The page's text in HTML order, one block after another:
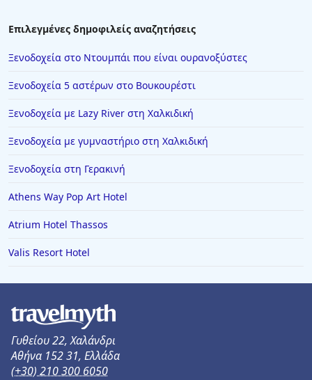
Επιλεγμένες δημοφιλείς αναζητήσεις
Ξενοδοχεία στο Ντουμπάι που είναι ουρανοξύστες
Ξενοδοχεία 5 αστέρων στο Βουκουρέστι
Ξενοδοχεία με Lazy River στη Χαλκιδική
Ξενοδοχεία με γυμναστήριο στη Χαλκιδική
Ξενοδοχεία στη Γερακινή
Athens Way Pop Art Hotel
Atrium Hotel Thassos
Valis Resort Hotel
Γυθείου 22, Χαλάνδρι
Αθήνα 152 31, Ελλάδα
(+30) 210 300 6050